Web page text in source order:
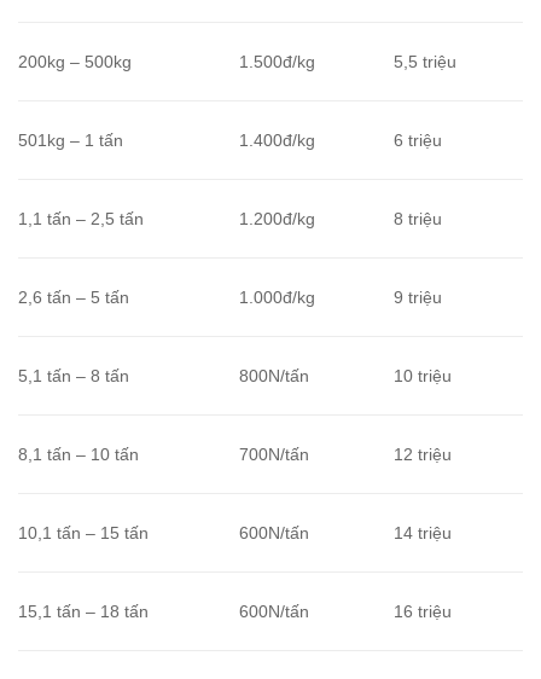
200kg – 500kg 1.500đ/kg 5,5 triệu
501kg – 1 tấn 1.400đ/kg 6 triệu
1,1 tấn – 2,5 tấn 1.200đ/kg 8 triệu
2,6 tấn – 5 tấn 1.000đ/kg 9 triệu
5,1 tấn – 8 tấn 800N/tấn 10 triệu
8,1 tấn – 10 tấn 700N/tấn 12 triệu
10,1 tấn – 15 tấn 600N/tấn 14 triệu
15,1 tấn – 18 tấn 600N/tấn 16 triệu